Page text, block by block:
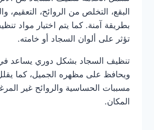
البقع، التخلص من الروائح، التعقيم،
بطريقة آمنة. كما يتم اختيار مواد
تؤثر على ألوان السجاد أو خامته.
تنظيف السجاد بشكل دوري يساعد
ويحافظ على مظهره الجميل، كما
مسببات الحساسية والروائح غير
المكان.